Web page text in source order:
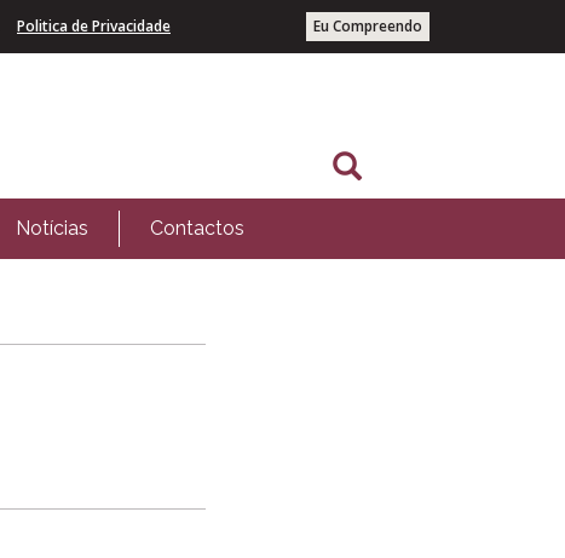
Eu Compreendo
Politica de Privacidade
Notícias Contactos